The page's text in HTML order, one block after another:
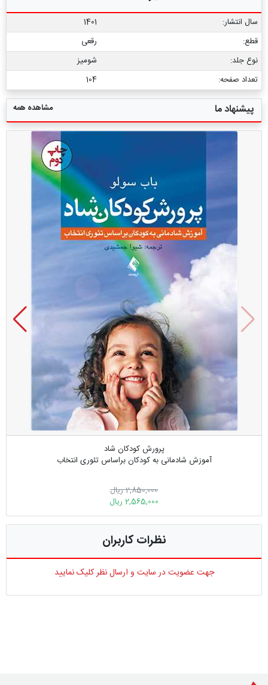
سال انتشار:
1401
قطع:
رقعی
نوع جلد:
شومیز
تعداد صفحه:
104
پیشنهاد ما مشاهده همه
پرورش کودکان شاد
آموزش شادمانی به کودکان براساس تئوری انتخاب
2,850,000 ریال
2,565,000 ریال
نظرات کاربران
جهت عضویت در سایت و ارسال نظر کلیک نمایید